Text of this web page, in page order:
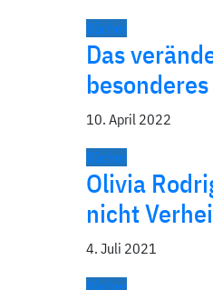
Bücher
Das
10. April 2022
Bücher
Olivia
nicht
4. Juli 2021
Bücher